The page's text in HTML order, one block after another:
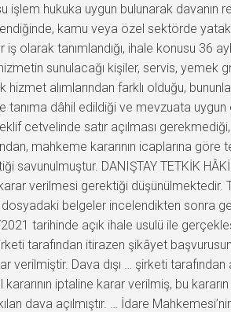
işlem hukuka uygun bulunarak davanın
kamu veya özel sektörde
olarak tanımlandığı, ihale konusu 36
sunulacağı kişiler, servis, yemek
alımlarından farklı olduğu,
tanıma dâhil edildiği ve mevzuata
cetvelinde satır açılması
mahkeme kararının icaplarına göre
DANIŞTAY TETKİK
verilmesi gerektiği düşünülmektedir.
belgeler incelendikten sonra
tarihinde açık ihale usulü ile
tarafından itirazen şikâyet
Dava dışı … şirketi tarafından
kararının iptaline karar verilmiş, bu
dava açılmıştır. … İdare